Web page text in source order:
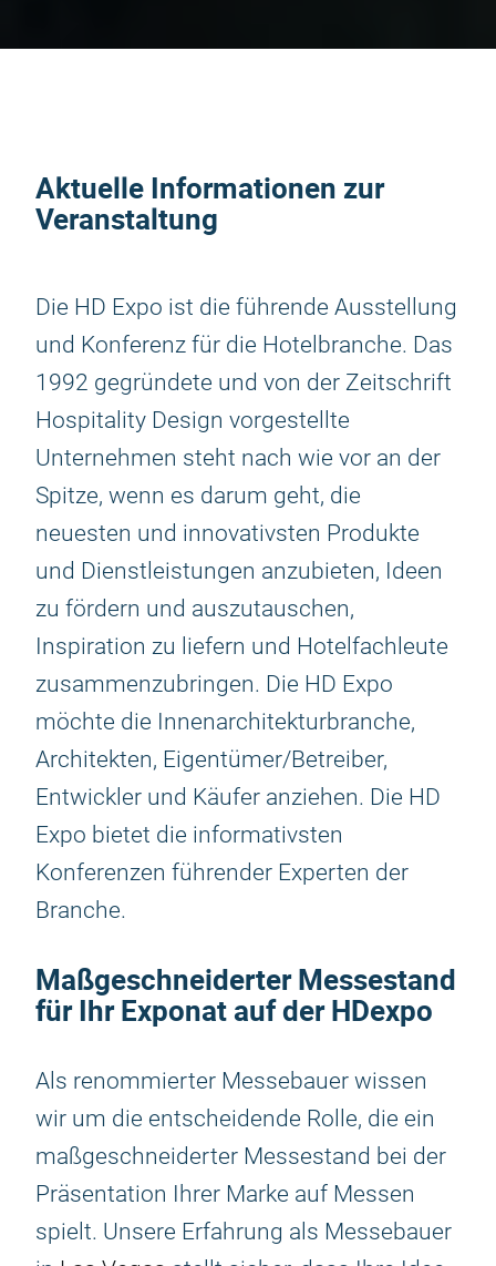
Aktuelle Informationen zur
Veranstaltung
Die HD Expo ist die führende Ausstellung
und Konferenz für die Hotelbranche. Das
1992 gegründete und von der Zeitschrift
Hospitality Design vorgestellte
Unternehmen steht nach wie vor an der
Spitze, wenn es darum geht, die
neuesten und innovativsten Produkte
und Dienstleistungen anzubieten, Ideen
zu fördern und auszutauschen,
Inspiration zu liefern und Hotelfachleute
zusammenzubringen. Die HD Expo
möchte die Innenarchitekturbranche,
Architekten, Eigentümer/Betreiber,
Entwickler und Käufer anziehen. Die HD
Expo bietet die informativsten
Konferenzen führender Experten der
Branche.
Maßgeschneiderter Messestand
für Ihr Exponat auf der HDexpo
Als renommierter Messebauer wissen
wir um die entscheidende Rolle, die ein
maßgeschneiderter Messestand bei der
Präsentation Ihrer Marke auf Messen
spielt. Unsere Erfahrung als Messebauer